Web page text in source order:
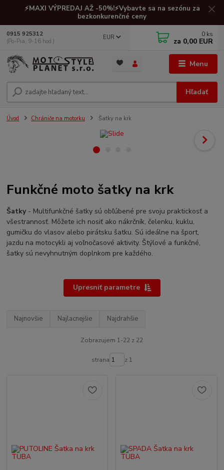
⚡MAXI VÝPREDAJ AŽ -50%!⚡Vybavte sa na sezónu za
bezkonkurenčné ceny
Menu
EUR
Hľadať
0915 925312
(Po-Pia, 9-16 hod.)
0 ks
za 0,00 EUR
Úvod Chrániče na motorku Šatky na krk
Funkčné moto šatky na krk
Šatky- Multifunkčné šatky sú obľúbené pre svoju praktickosť a
všestrannosť. Môžete ich nosiť ako nákrčník, čelenku, kuklu,
gumičku do vlasov alebo pirátsku šatku. Sú ideálne na šport,
jazdu na motocykli aj voľnočasové aktivity. Štýlové a funkčné,
šatky sú nevyhnutným doplnkom pre každého.
Upresniť parametre
Najnovšie Najlacnejšie Najdrahšie
Zobrazujem 1-22 z 22
strana z 1